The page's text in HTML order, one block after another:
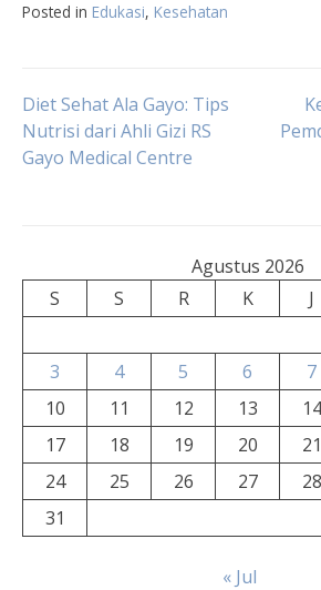
Posted in Edukasi, Kesehatan
Navigasi
pos
Diet Sehat Ala Gayo: Tips
Nutrisi dari Ahli Gizi RS
Gayo Medical Centre
Agustus 2026
S
S R K J
3
4 5 6 7
10
11 12 13 14
17
18 19 20 21
24
25 26 27 28
31
« Jul